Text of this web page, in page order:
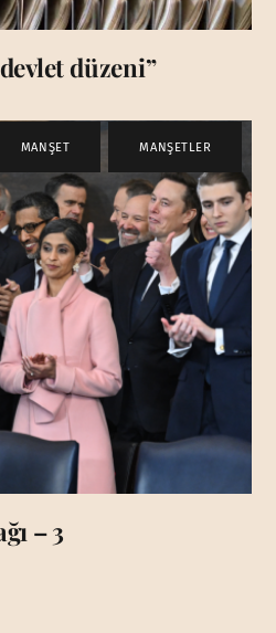
düzeni”
MANŞET MANŞETLER
– 3